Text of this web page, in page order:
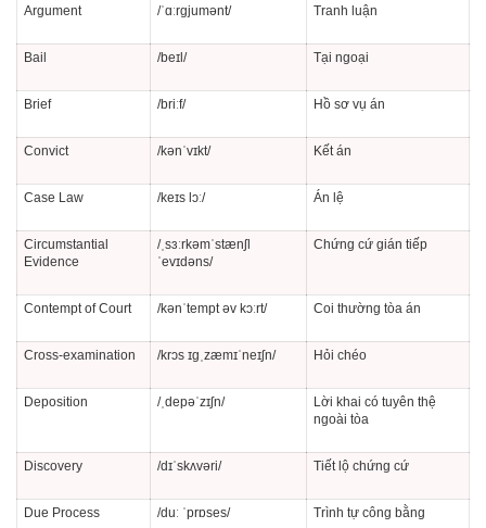
Argument /ˈɑːrɡjumənt/ Tranh luận
Bail /beɪl/ Tại ngoại
Brief /briːf/ Hồ sơ vụ án
Convict /kənˈvɪkt/ Kết án
Case Law /keɪs lɔː/ Án lệ
Circumstantial
Evidence
/ˌsɜːrkəmˈstænʃl
ˈevɪdəns/
Chứng cứ gián tiếp
Contempt of Court /kənˈtempt əv kɔːrt/ Coi thường tòa án
Cross-examination /krɔs ɪɡˌzæmɪˈneɪʃn/ Hỏi chéo
Deposition /ˌdepəˈzɪʃn/
Lời khai có tuyên thệ
ngoài tòa
Discovery /dɪˈskʌvəri/ Tiết lộ chứng cứ
Due Process /duː ˈprɒses/ Trình tự công bằng